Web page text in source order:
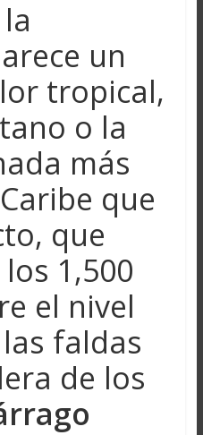
un
tropical,
o la
más
que
que
1,500
el nivel
faldas
de los